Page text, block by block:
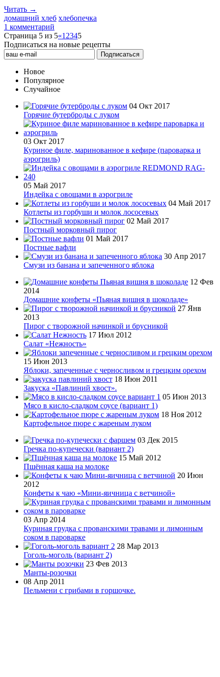
Читать →
домашний хлеб хлебопечка
1 комментарий
Страница 5 из 5«1 2345
Подписаться на новые рецепты
Новое
Популярное
Случайное
04 Окт 2017
Горячие бутерброды с луком
03 Окт 2017
Куриное филе, маринованное в кефире (пароварка и
аэрогриль)
05 Май 2017
Индейка с овощами в аэрогриле
04 Май 2017
Котлеты из горбуши и молок лососевых
02 Май 2017
Постный морковный пирог
01 Май 2017
Постные вафли
30 Апр 2017
Смузи из банана и запеченного яблока
12 Фев
2014
Домашние конфеты «Пьяная вишня в шоколаде»
27 Янв
2013
Пирог с творожной начинкой и брусникой
17 Июл 2012
Салат «Нежность»
15 Июн 2013
Яблоки, запеченные с черносливом и грецким орехом
18 Июн 2011
Закуска «Павлиний хвост».
05 Июн 2013
Мясо в кисло-сладком соусе (вариант 1)
18 Ноя 2012
Картофельное пюре с жареным луком
03 Дек 2015
Гречка по-купечески (вариант 2)
15 Май 2012
Пшённая каша на молоке
20 Июн
2012
Конфеты к чаю «Мини-яичница с ветчиной»
03 Апр 2014
Куриная грудка с прованскими травами и лимонным
соком в пароварке
28 Мар 2013
Гоголь-моголь (вариант 2)
23 Фев 2013
Манты-розочки
08 Апр 2011
Пельмени с грибами в горшочке.